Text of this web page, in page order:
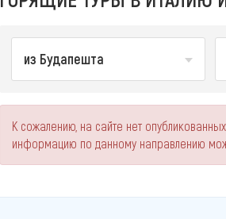
из Будапешта
К сожалению, на сайте нет
информацию по данному направлению